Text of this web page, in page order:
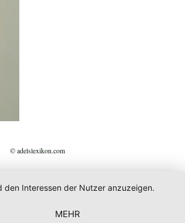
© adelslexikon.com
den Interessen der Nutzer anzuzeigen.
MEHR